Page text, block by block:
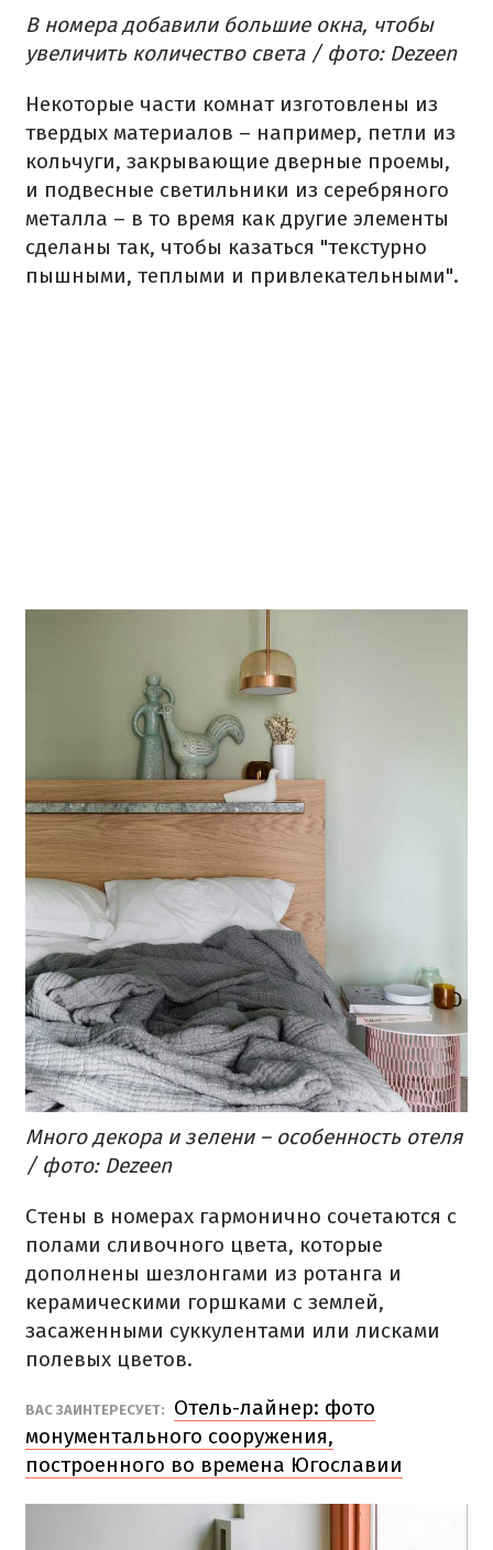
В номера добавили большие окна, чтобы
увеличить количество света / фото: Dezeen
Некоторые части комнат изготовлены из
твердых материалов – например, петли из
кольчуги, закрывающие дверные проемы,
и подвесные светильники из серебряного
металла – в то время как другие элементы
сделаны так, чтобы казаться "текстурно
пышными, теплыми и привлекательными".
Много декора и зелени – особенность отеля
/ фото: Dezeen
Стены в номерах гармонично сочетаются с
полами сливочного цвета, которые
дополнены шезлонгами из ротанга и
керамическими горшками с землей,
засаженными суккулентами или лисками
полевых цветов.
ВАС ЗАИНТЕРЕСУЕТ:
Отель-лайнер: фото
монументального сооружения,
построенного во времена Югославии